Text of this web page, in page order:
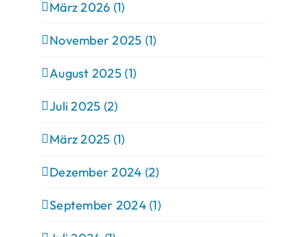
März 2026 (1)
November 2025 (1)
August 2025 (1)
Juli 2025 (2)
März 2025 (1)
Dezember 2024 (2)
September 2024 (1)